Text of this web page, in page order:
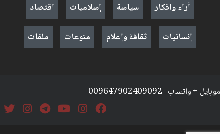
آراء وافكار
سياسة إسلاميات
اقتصاد
إنسانيات
ثقافة وإعلام منوعات ملفات
موبايل + واتساب : 009647902409092